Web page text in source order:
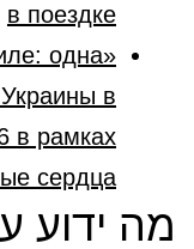
в поездке
одна
в
в рамках
сердца»!
מה ידוע